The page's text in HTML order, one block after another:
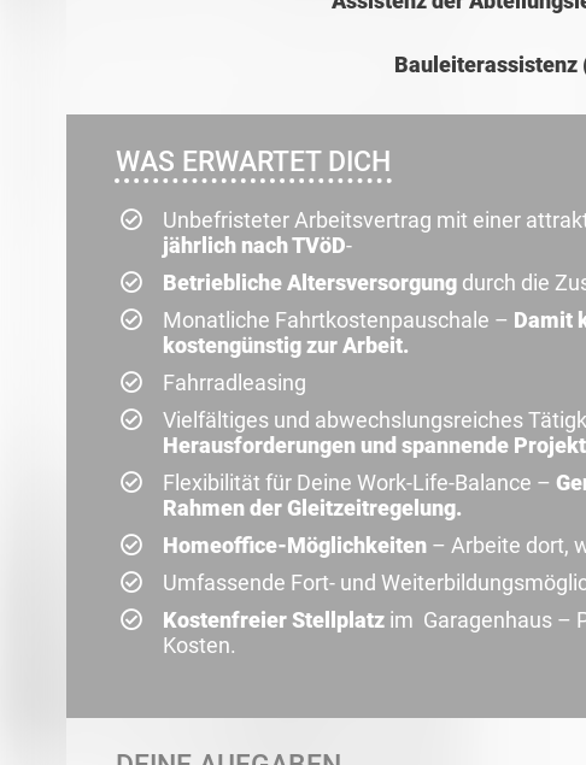
Bauleiterassistenz
WAS ERWARTET DICH
Unbefristeter Arbeitsvertrag mit einer
jährlich nach TVöD-
Betriebliche Altersversorgung durch die
Monatliche Fahrtkostenpauschale – Damit
kostengünstig zur Arbeit.
Fahrradleasing
Vielfältiges und abwechslungsreiches
Herausforderungen und spannende
Flexibilität für Deine Work-Life-Balance –
Rahmen der Gleitzeitregelung.
Homeoffice-Möglichkeiten – Arbeite dort,
Umfassende Fort- und
Kostenfreier Stellplatz im Garagenhaus –
Kosten.